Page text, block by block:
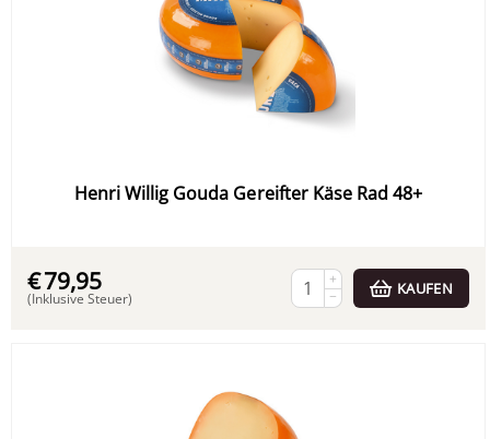
Henri Willig Gouda Gereifter Käse Rad 48+
€79,95
(Inklusive Steuer)
+
−
KAUFEN